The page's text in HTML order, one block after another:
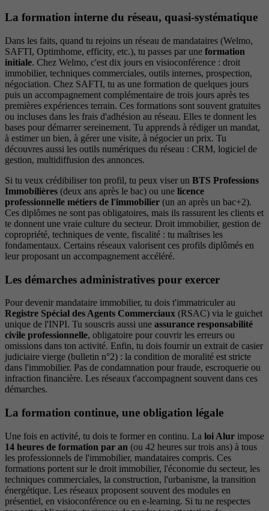
La formation interne du réseau, quasi-systématique
Dans les faits, quand tu rejoins un réseau de mandataires (Welmo,
SAFTI, Optimhome, efficity, etc.), tu passes par une formation
initiale. Chez Welmo, c'est dix jours en visioconférence : droit
immobilier, techniques commerciales, outils internes, prospection,
négociation. Chez SAFTI, tu as une formation de quelques jours
puis un accompagnement complémentaire de trois jours après tes
premières expériences terrain. Ces formations sont souvent gratuites
ou incluses dans les frais d'adhésion au réseau. Elles te donnent les
bases pour démarrer sereinement. Tu apprends à rédiger un mandat,
à estimer un bien, à gérer une visite, à négocier un prix. Tu
découvres aussi les outils numériques du réseau : CRM, logiciel de
gestion, multidiffusion des annonces.
Si tu veux crédibiliser ton profil, tu peux viser un BTS Professions
Immobilières (deux ans après le bac) ou une licence
professionnelle métiers de l'immobilier (un an après un bac+2).
Ces diplômes ne sont pas obligatoires, mais ils rassurent les clients et
te donnent une vraie culture du secteur. Droit immobilier, gestion de
copropriété, techniques de vente, fiscalité : tu maîtrises les
fondamentaux. Certains réseaux valorisent ces profils diplômés en
leur proposant un accompagnement accéléré.
Les démarches administratives pour exercer
Pour devenir mandataire immobilier, tu dois t'immatriculer au
Registre Spécial des Agents Commerciaux (RSAC) via le guichet
unique de l'INPI. Tu souscris aussi une assurance responsabilité
civile professionnelle, obligatoire pour couvrir les erreurs ou
omissions dans ton activité. Enfin, tu dois fournir un extrait de casier
judiciaire vierge (bulletin n°2) : la condition de moralité est stricte
dans l'immobilier. Pas de condamnation pour fraude, escroquerie ou
infraction financière. Les réseaux t'accompagnent souvent dans ces
démarches.
La formation continue, une obligation légale
Une fois en activité, tu dois te former en continu. La loi Alur impose
14 heures de formation par an (ou 42 heures sur trois ans) à tous
les professionnels de l'immobilier, mandataires compris. Ces
formations portent sur le droit immobilier, l'économie du secteur, les
techniques commerciales, la construction, l'urbanisme, la transition
énergétique. Les réseaux proposent souvent des modules en
présentiel, en visioconférence ou en e-learning. Si tu ne respectes